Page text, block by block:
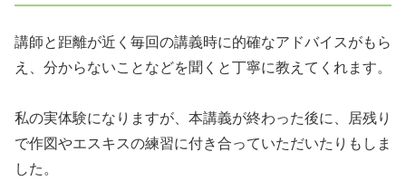
講師と距離が近く毎回の講義時に的確なアドバイスがもら
え、分からないことなどを聞くと丁寧に教えてくれます。
私の実体験になりますが、本講義が終わった後に、居残り
で作図やエスキスの練習に付き合っていただいたりもしま
した。